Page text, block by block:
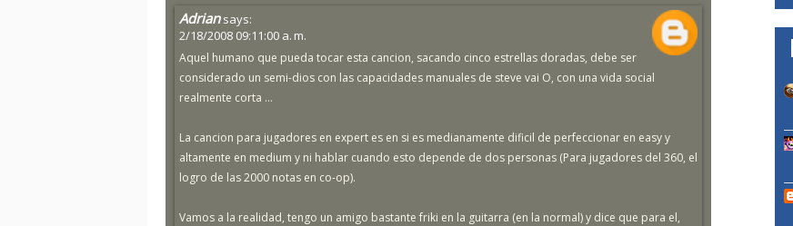
Adrian says:
2/18/2008 09:11:00 a. m.
Aquel humano que pueda tocar esta cancion, sacando cinco estrellas doradas, debe ser
considerado un semi-dios con las capacidades manuales de steve vai O, con una vida social
realmente corta ...
La cancion para jugadores en expert es en si es medianamente dificil de perfeccionar en easy y
altamente en medium y ni hablar cuando esto depende de dos personas (Para jugadores del 360, el
logro de las 2000 notas en co-op).
Vamos a la realidad, tengo un amigo bastante friki en la guitarra (en la normal) y dice que para el,